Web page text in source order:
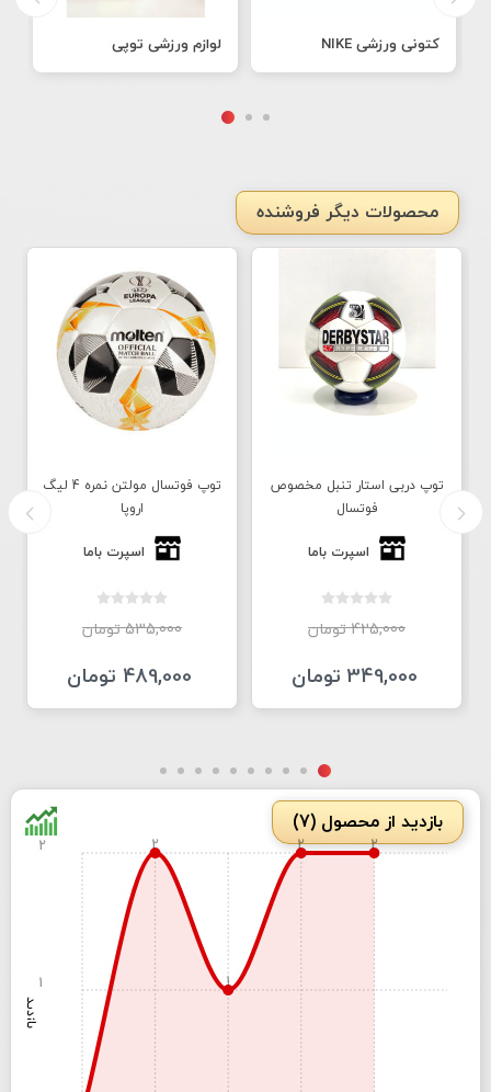
کتونی ورزشی NIKE لوازم ورزشی توپی
محصولات دیگر فروشنده
توپ دربی استار تنبل مخصوص
فوتسال
اسپرت باما
425,000 تومان
349,000 تومان
توپ فوتسال مولتن نمره 4 لیگ
اروپا
اسپرت باما
535,000 تومان
489,000 تومان
بازدید از محصول (7)
بازدید
2
1
2 2
1
2